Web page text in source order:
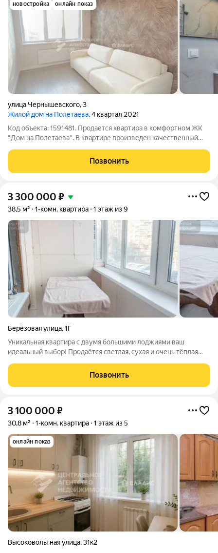
новостройка онлайн показ
улица Чернышевского,3
Жилой дом на Полетаева, 4 квартал 2021
Код объекта: 1591481. Продается квартира в комфортном ЖК
"Дом на Полетаева". В квартире произведен качественный
газоблоками прихожая. Установлена модульная кухня и
техника: холодильник, варочная
Позвонить
3 300 000 ₽
38,5 м² 1-комн. квартира 1 этаж из 9
Берёзовая улица,1Г
Уникальная квартира с двумя большими лоджиями ваш
идеальный выбор! Продаётся светлая, сухая и очень тёплая
и продуманностью. Метраж 35,8 указан без учёта лоджий!
Ключевые преимущества: - Две
Позвонить
3 100 000 ₽
30,8 м² 1-комн. квартира 1 этаж из 5
онлайн показ
Высоковольтная улица,31к2